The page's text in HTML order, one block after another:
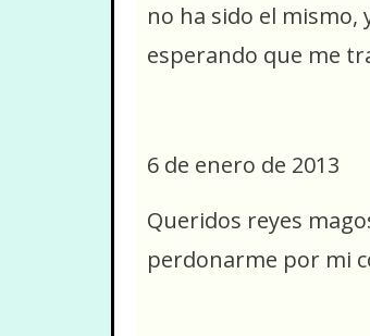
no ha sido el mismo,
esperando que me
6 de enero de 2013
Queridos reyes
perdonarme por mi